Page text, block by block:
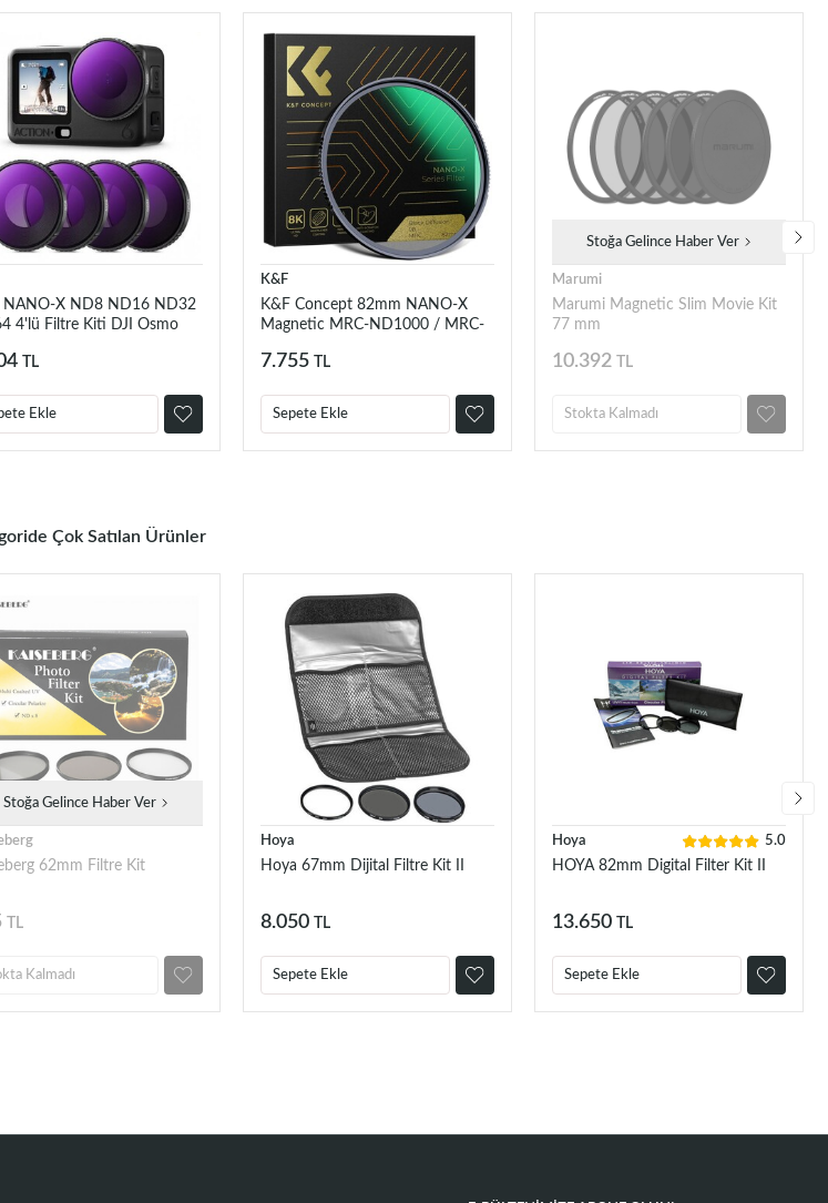
NANO-X ND8 ND16 ND32
4'lü Filtre Kiti DJI Osmo
Işık Azaltma Pozlama
TL
Ekle
K&F
K&F Concept 82mm NANO-X
Magnetic MRC-ND1000 / MRC-
7.755 TL
Sepete Ekle
Stoğa Gelince Haber Ver
Marumi
Marumi Magnetic Slim Movie Kit
77 mm
10.392 TL
Stokta Kalmadı
Çok Satılan Ürünler
Stoğa Gelince Haber Ver
62mm Filtre Kit
TL
Kalmadı
Hoya
Hoya 67mm Dijital Filtre Kit II
8.050 TL
Sepete Ekle
Hoya 5.0
HOYA 82mm Digital Filter Kit II
13.650 TL
Sepete Ekle